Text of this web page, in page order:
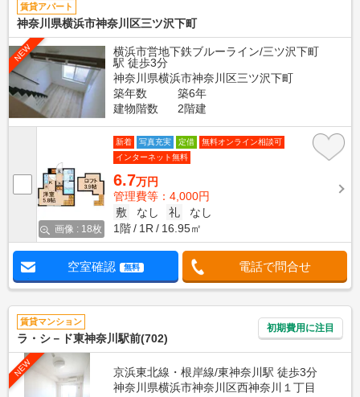
賃貸アパート
神奈川県横浜市神奈川区三ツ沢下町
NEW
横浜市営地下鉄ブルーライン/三ツ沢下町
駅 徒歩3分
神奈川県横浜市神奈川区三ツ沢下町
築年数
築6年
建物階数
2階建
画像 : 18枚
新着 写真充実 定借
無料オンライン相談可
インターネット無料
6.7万円
管理費等：4,000円
敷
なし 礼
なし
1階
1R 16.95㎡
空室確認 無料 電話で問合せ
賃貸マンション
ラ・シ－ド東神奈川駅前(702)
初期費用に注目
NEW
京浜東北線・根岸線/東神奈川駅 徒歩3分
神奈川県横浜市神奈川区西神奈川１丁目